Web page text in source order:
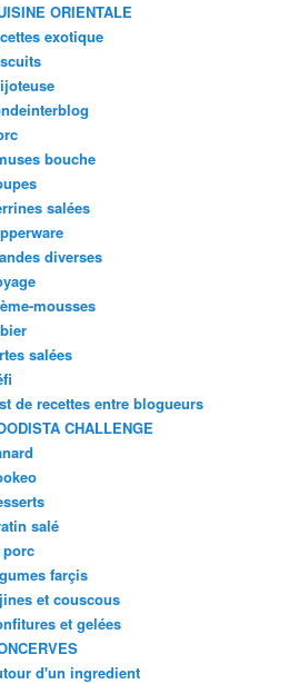
ORIENTALE
exotique
bouche
salées
diverses
mousses
salées
de recettes entre blogueurs
CHALLENGE
salé
farçis
et couscous
et gelées
d'un ingredient